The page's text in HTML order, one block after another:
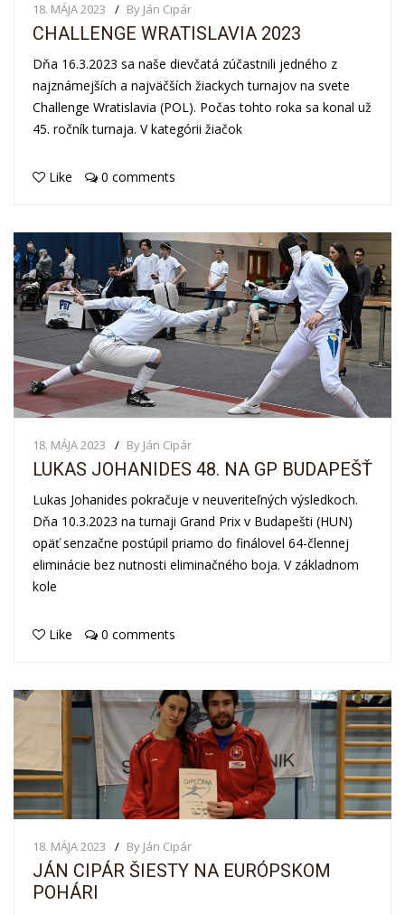
18. MÁJA 2023 By Ján Cipár
CHALLENGE WRATISLAVIA 2023
Dňa 16.3.2023 sa naše dievčatá zúčastnili jedného z
najznámejších a najväčších žiackych turnajov na svete
Challenge Wratislavia (POL). Počas tohto roka sa konal už
45. ročník turnaja. V kategórii žiačok
Like 0 comments
18. MÁJA 2023 By Ján Cipár
LUKAS JOHANIDES 48. NA GP BUDAPEŠŤ
Lukas Johanides pokračuje v neuveriteľných výsledkoch.
Dňa 10.3.2023 na turnaji Grand Prix v Budapešti (HUN)
opäť senzačne postúpil priamo do finálovel 64-člennej
eliminácie bez nutnosti eliminačného boja. V základnom
kole
Like 0 comments
18. MÁJA 2023 By Ján Cipár
JÁN CIPÁR ŠIESTY NA EURÓPSKOM
POHÁRI